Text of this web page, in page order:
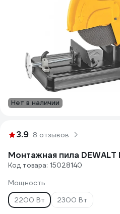
Нет в наличии
3.9 8 отзывов
Монтажная пила DEWALT
Код товара: 15028140
Мощность
2200 Вт
2300 Вт